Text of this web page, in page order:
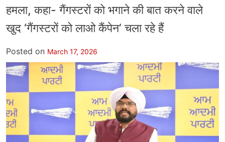
हमला, कहा- गैंगस्टरों को भगाने की बात करने वाले
खुद ‘गैंगस्टरों को लाओ कैंपेन’ चला रहे हैं
Posted on March 17, 2026